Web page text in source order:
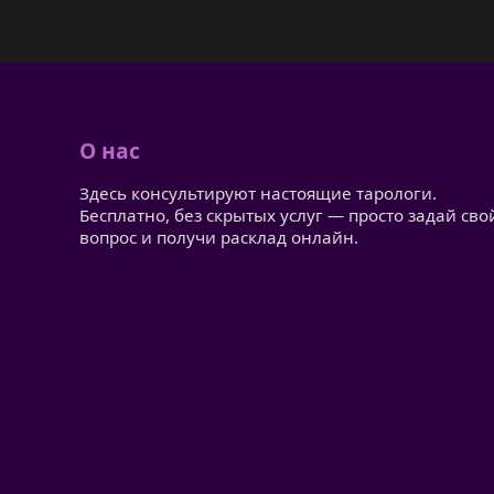
О нас
Здесь консультируют настоящие тарологи.
Бесплатно, без скрытых услуг — просто задай
вопрос и получи расклад онлайн.